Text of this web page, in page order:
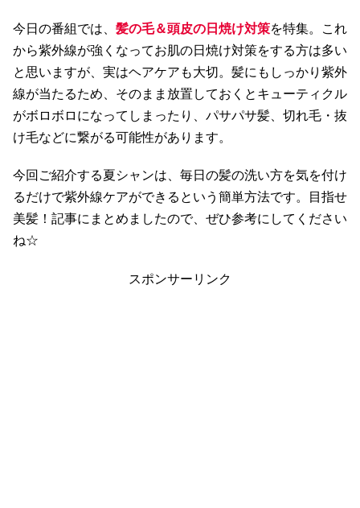
今日の番組では、 髪の毛＆頭皮の日焼け対策を特集。これ
から紫外線が強くなってお肌の日焼け対策をする方は多い
と思いますが、実はヘアケアも大切。髪にもしっかり紫外
線が当たるため、そのまま放置しておくとキューティクル
がボロボロになってしまったり、パサパサ髪、切れ毛・抜
け毛などに繋がる可能性があります。
今回ご紹介する夏シャンは、毎日の髪の洗い方を気を付け
るだけで紫外線ケアができるという簡単方法です。目指せ
美髪！記事にまとめましたので、ぜひ参考にしてください
ね☆
スポンサーリンク